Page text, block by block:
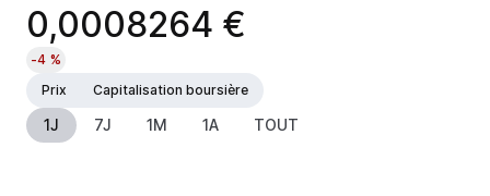
0,0008264 €
-4 %
Prix
Capitalisation boursière
1J 7J 1M 1A TOUT